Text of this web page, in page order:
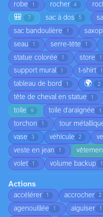
robe 1 rocher 4
🎒 7 sac à dos 5
sac bandoulière 1
seau 1 serre-tête 1
statue colorée 1 store 1
support mural 1 t-shirt 1
tableau de bord 1 🌍 2
tête de cheval en statue 1
toile 9 toile d'araignée 1
torchon 1 tour
vase 3 véhicule 2
veste en jean 1
volet 1 volume backup 1
Actions
accélérer 1 accrocher 2
agenouillée 1 aiguiser 1